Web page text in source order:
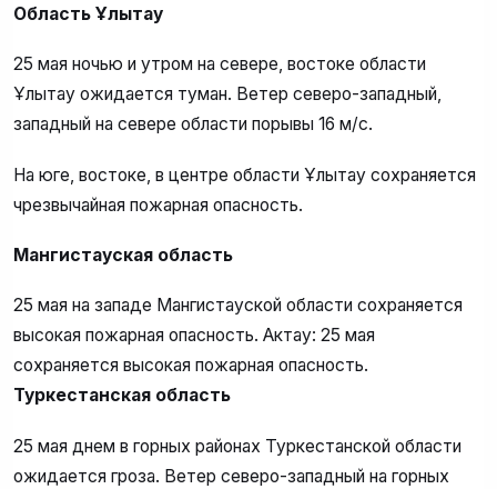
Область Ұлытау
25 мая ночью и утром на севере, востоке области
Ұлытау ожидается туман. Ветер северо-западный,
западный на севере области порывы 16 м/с.
На юге, востоке, в центре области Ұлытау сохраняется
чрезвычайная пожарная опасность.
Мангистауская область
25 мая на западе Мангистауской области сохраняется
высокая пожарная опасность. Актау: 25 мая
сохраняется высокая пожарная опасность.
Туркестанская область
25 мая днем в горных районах Туркестанской области
ожидается гроза. Ветер северо-западный на горных